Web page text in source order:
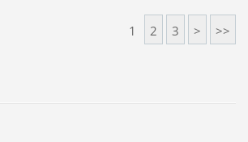
1 2 3 > >>